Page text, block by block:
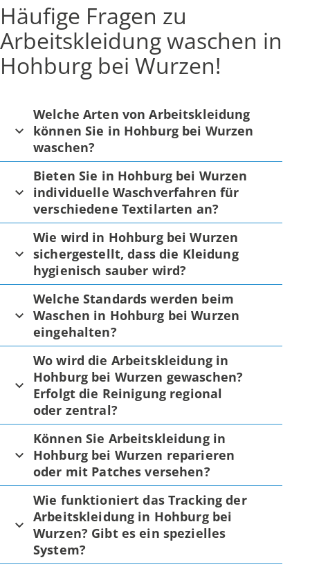
Häufige Fragen zu
Arbeitskleidung waschen in
Hohburg bei Wurzen!
Welche Arten von Arbeitskleidung
können Sie in Hohburg bei Wurzen
waschen?
Bieten Sie in Hohburg bei Wurzen
individuelle Waschverfahren für
verschiedene Textilarten an?
Wie wird in Hohburg bei Wurzen
sichergestellt, dass die Kleidung
hygienisch sauber wird?
Welche Standards werden beim
Waschen in Hohburg bei Wurzen
eingehalten?
Wo wird die Arbeitskleidung in
Hohburg bei Wurzen gewaschen?
Erfolgt die Reinigung regional
oder zentral?
Können Sie Arbeitskleidung in
Hohburg bei Wurzen reparieren
oder mit Patches versehen?
Wie funktioniert das Tracking der
Arbeitskleidung in Hohburg bei
Wurzen? Gibt es ein spezielles
System?